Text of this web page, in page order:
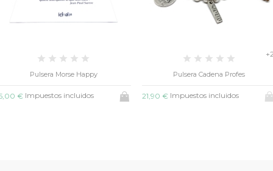
Pulsera Morse Happy
€Impuestos incluidos
Pulsera Cadena Profes
21,90 €Impuestos incluidos